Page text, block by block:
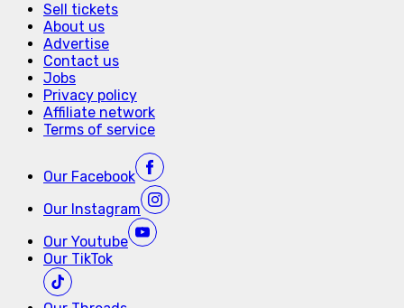
Sell tickets
About us
Advertise
Contact us
Jobs
Privacy policy
Affiliate network
Terms of service
Our Facebook
Our Instagram
Our Youtube
Our TikTok